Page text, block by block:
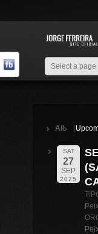
All
SAT
27
SEP
2025